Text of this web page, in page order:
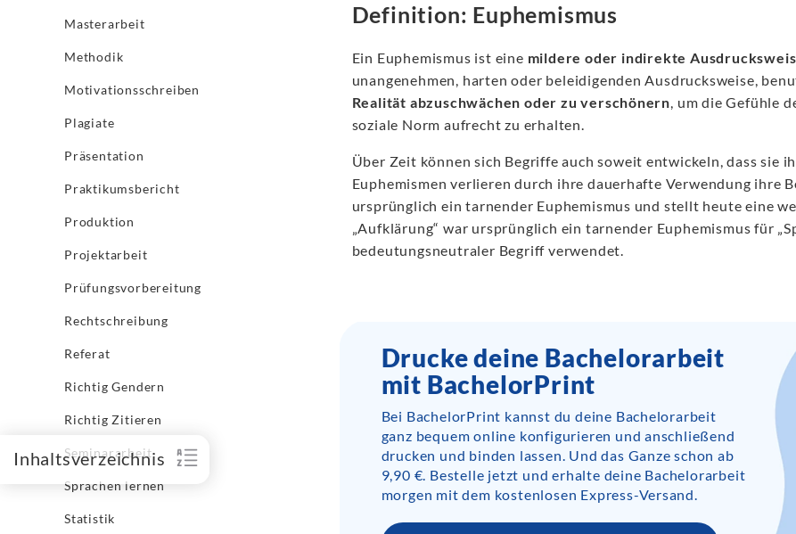
Masterarbeit
Methodik
Motivationsschreiben
Plagiate
Präsentation
Praktikumsbericht
Produktion
Projektarbeit
Prüfungsvorbereitung
Rechtschreibung
Referat
Richtig Gendern
Richtig Zitieren
Seminararbeit
Sprachen lernen
Statistik
Inhaltsverzeichnis
Definition: Euphemismus
Ein Euphemismus ist eine mildere oder indirekte
unangenehmen, harten oder beleidigenden Ausdrucksweise,
Realität abzuschwächen oder zu verschönern, um die Gefühle
soziale Norm aufrecht zu erhalten.
Über Zeit können sich Begriffe auch soweit entwickeln, dass sie
Euphemismen verlieren durch ihre dauerhafte Verwendung ihre
ursprünglich ein tarnender Euphemismus und stellt heute eine
„Aufklärung“ war ursprünglich ein tarnender Euphemismus für
bedeutungsneutraler Begriff verwendet.
Drucke deine Bachelorarbeit
mit BachelorPrint
Bei BachelorPrint kannst du deine Bachelorarbeit
ganz bequem online konfigurieren und anschließend
drucken und binden lassen. Und das Ganze schon ab
9,90 €. Bestelle jetzt und erhalte deine Bachelorarbeit
morgen mit dem kostenlosen Express-Versand.